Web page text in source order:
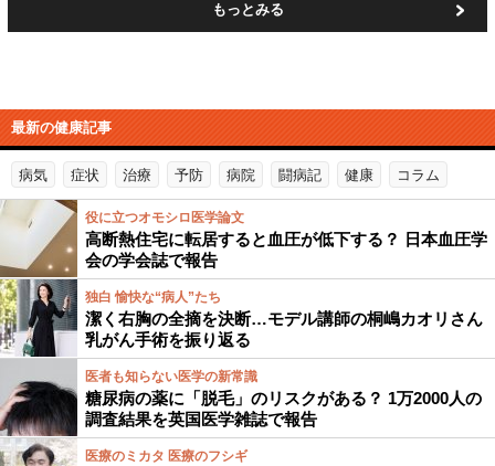
もっとみる
最新の健康記事
病気 症状 治療 予防 病院 闘病記 健康 コラム
役に立つオモシロ医学論文
高断熱住宅に転居すると血圧が低下する？ 日本血圧学
会の学会誌で報告
独白 愉快な“病人”たち
潔く右胸の全摘を決断…モデル講師の桐嶋カオリさん
乳がん手術を振り返る
医者も知らない医学の新常識
糖尿病の薬に「脱毛」のリスクがある？ 1万2000人の
調査結果を英国医学雑誌で報告
医療のミカタ 医療のフシギ